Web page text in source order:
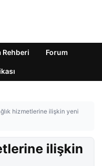
Rehberi Forum
hizmetlerine ilişkin yeni
ilişkin